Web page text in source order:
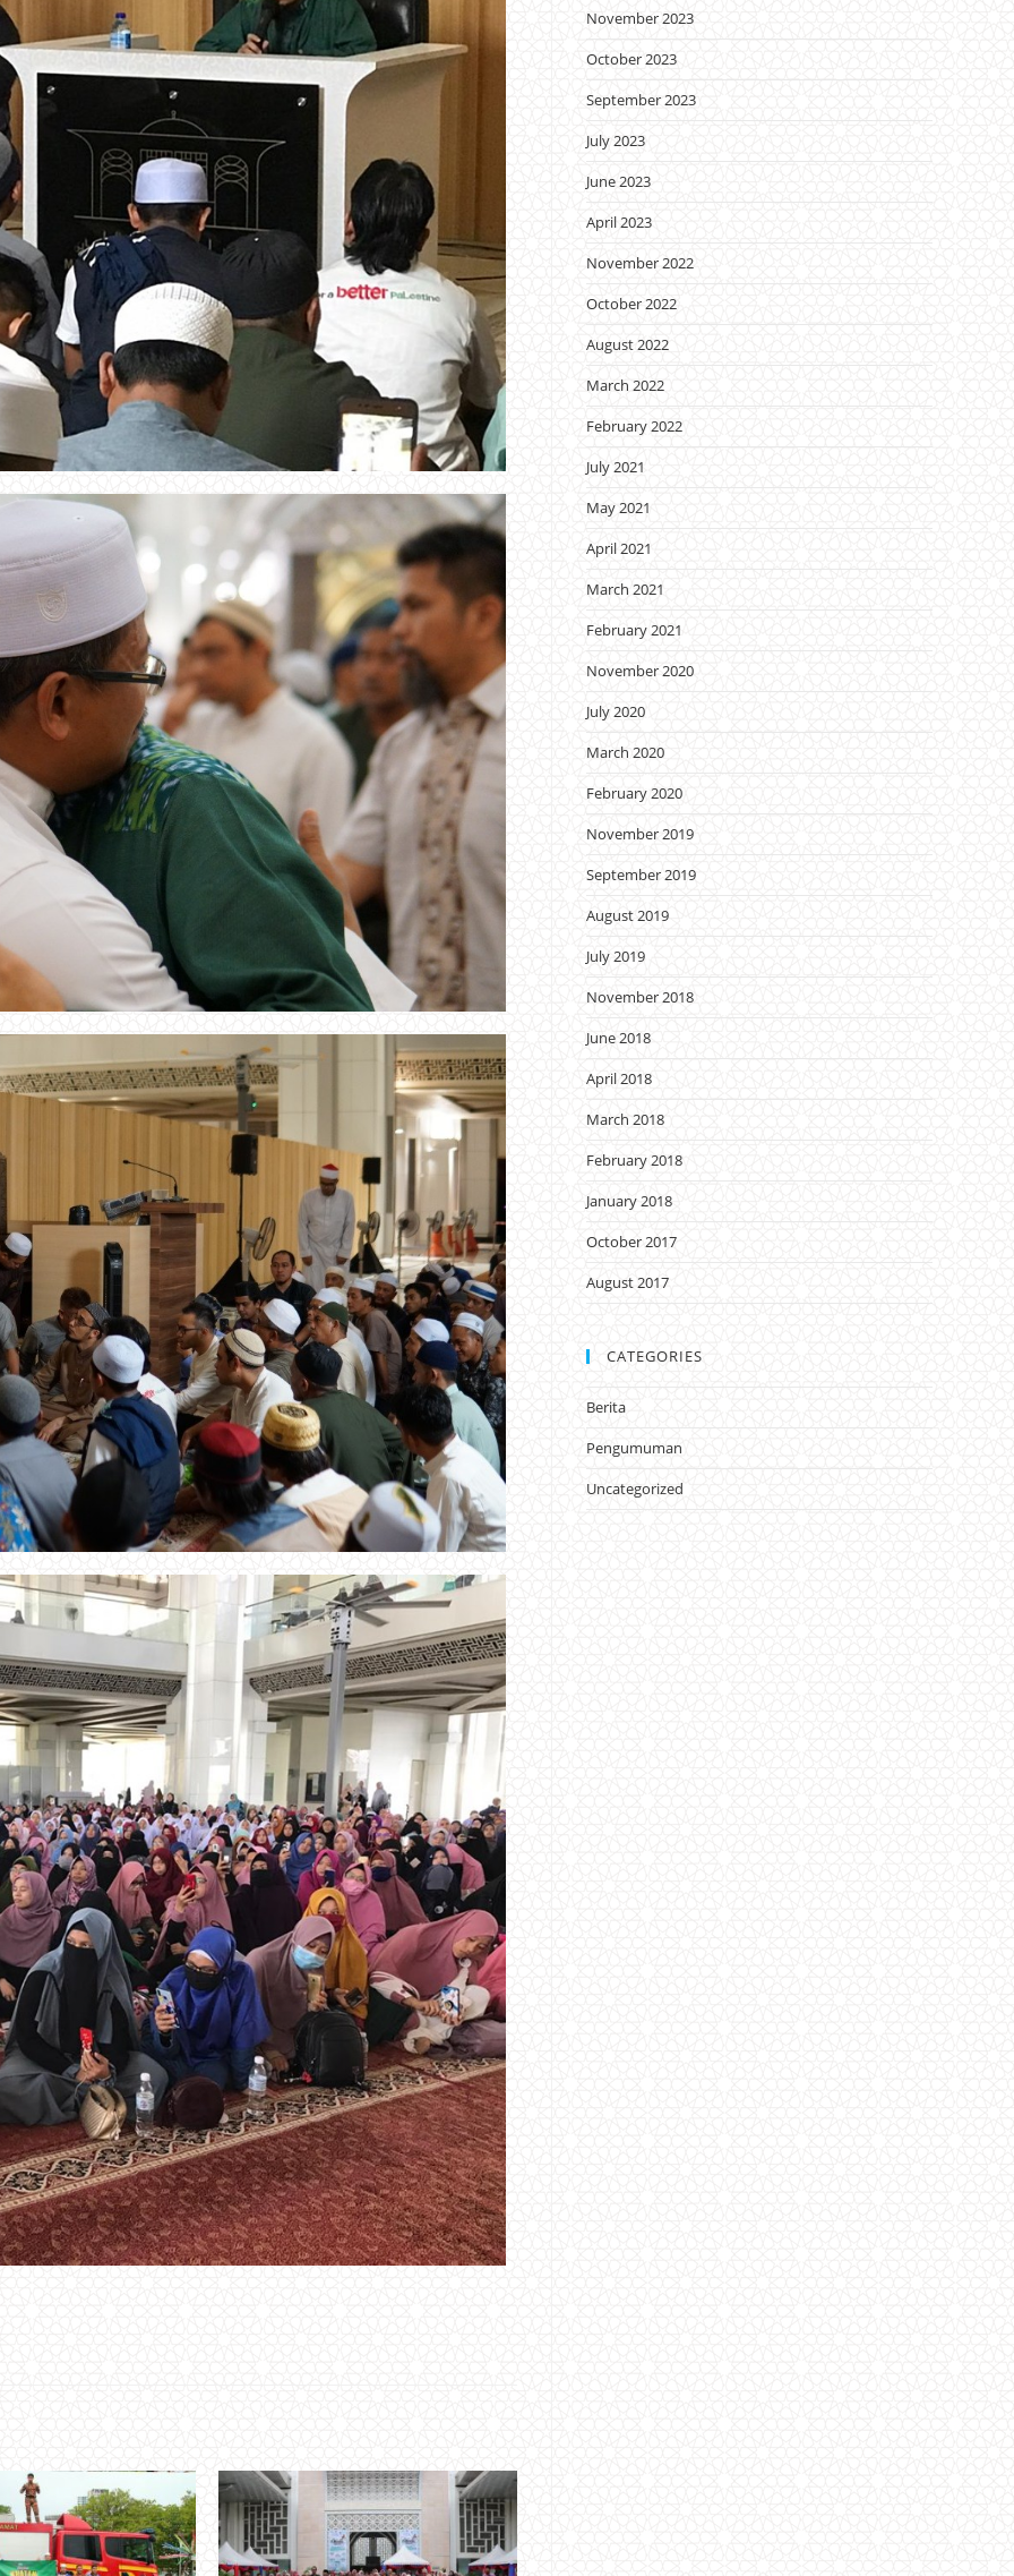
November 2023
October 2023
September 2023
July 2023
June 2023
April 2023
November 2022
October 2022
August 2022
March 2022
February 2022
July 2021
May 2021
April 2021
March 2021
February 2021
November 2020
July 2020
March 2020
February 2020
November 2019
September 2019
August 2019
July 2019
November 2018
June 2018
April 2018
March 2018
February 2018
January 2018
October 2017
August 2017
CATEGORIES
Berita
Pengumuman
Uncategorized